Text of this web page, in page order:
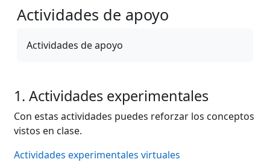
Actividades de apoyo
Actividades de apoyo
1. Actividades experimentales
Con estas actividades puedes reforzar los conceptos
vistos en clase.
Actividades experimentales virtuales